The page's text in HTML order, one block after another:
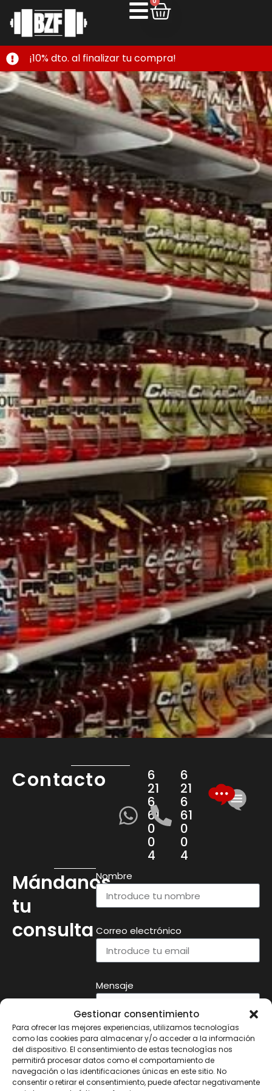
Gestionar consentimiento
Para ofrecer las mejores experiencias, utilizamos tecnologías
como las cookies para almacenar y/o acceder a la información
del dispositivo. El consentimiento de estas tecnologías nos
permitirá procesar datos como el comportamiento de
navegación o las identificaciones únicas en este sitio. No
consentir o retirar el consentimiento, puede afectar negativamente
¡10% dto. al finalizar tu compra!
Contacto 6
21
6
61
0
0
4
6
21
6
61
0
0
4
Mándanos
tu
consulta
Nombre
Correo electrónico
Mensaje
He leído y acepto elAviso Legal
y